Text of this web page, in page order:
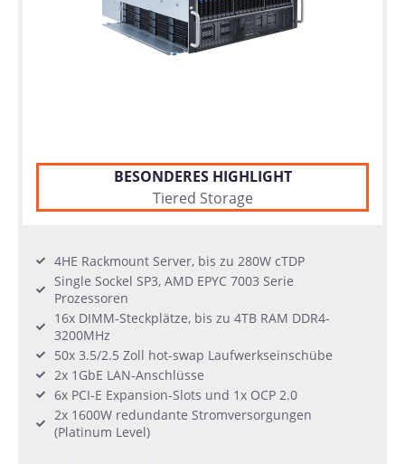
BESONDERES HIGHLIGHT
Tiered Storage
4HE Rackmount Server, bis zu 280W cTDP
Single Sockel SP3, AMD EPYC 7003 Serie
Prozessoren
16x DIMM-Steckplätze, bis zu 4TB RAM DDR4-
3200MHz
50x 3.5/2.5 Zoll hot-swap Laufwerkseinschübe
2x 1GbE LAN-Anschlüsse
6x PCI-E Expansion-Slots und 1x OCP 2.0
2x 1600W redundante Stromversorgungen
(Platinum Level)